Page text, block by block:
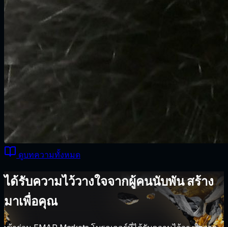
ดูบทความทั้งหมด
ได้รับความไว้วางใจจากผู้คนนับพัน สร้าง
มาเพื่อคุณ